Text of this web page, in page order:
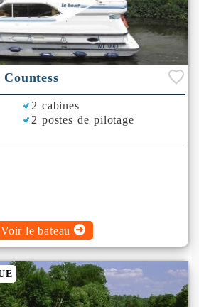
Countess
2 cabines
2 postes de pilotage
Voir le bateau